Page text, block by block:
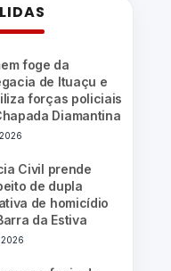
foge da
de Ituaçu e
forças policiais
Diamantina
Civil prende
de dupla
de homicídio
da Estiva